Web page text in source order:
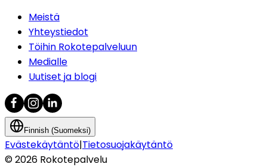
Meistä
Yhteystiedot
Töihin Rokotepalveluun
Medialle
Uutiset ja blogi
Finnish (Suomeksi)
Evästekäytäntö|Tietosuojakäytäntö
©2026 Rokotepalvelu